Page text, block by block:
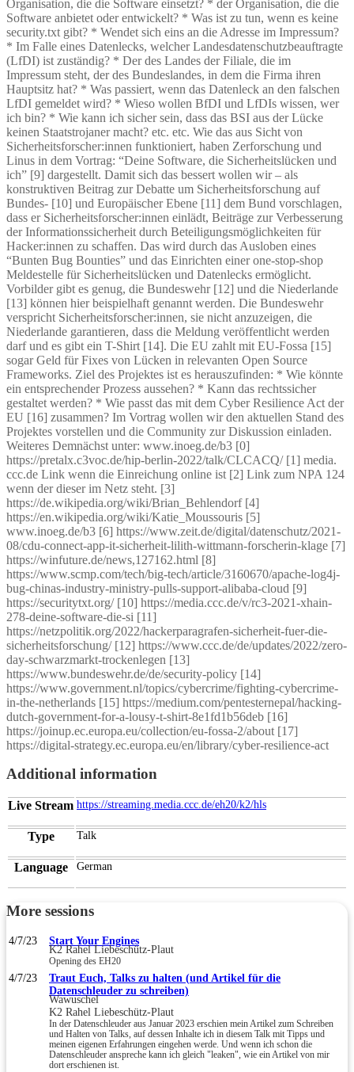
Organisation, die die Software einsetzt? * der Organisation, die die
Software anbietet oder entwickelt? * Was ist zu tun, wenn es keine
security.txt gibt? * Wendet sich eins an die Adresse im Impressum?
* Im Falle eines Datenlecks, welcher Landesdatenschutzbeauftragte
(LfDI) ist zuständig? * Der des Landes der Filiale, die im
Impressum steht, der des Bundeslandes, in dem die Firma ihren
Hauptsitz hat? * Was passiert, wenn das Datenleck an den falschen
LfDI gemeldet wird? * Wieso wollen BfDI und LfDIs wissen, wer
ich bin? * Wie kann ich sicher sein, dass das BSI aus der Lücke
keinen Staatstrojaner macht? etc. etc. Wie das aus Sicht von
Sicherheitsforscher:innen funktioniert, haben Zerforschung und
Linus in dem Vortrag: “Deine Software, die Sicherheitslücken und
ich” [9] dargestellt. Damit sich das bessert wollen wir – als
konstruktiven Beitrag zur Debatte um Sicherheitsforschung auf
Bundes- [10] und Europäischer Ebene [11] dem Bund vorschlagen,
dass er Sicherheitsforscher:innen einlädt, Beiträge zur Verbesserung
der Informationssicherheit durch Beteiligungsmöglichkeiten für
Hacker:innen zu schaffen. Das wird durch das Ausloben eines
“Bunten Bug Bounties” und das Einrichten einer one-stop-shop
Meldestelle für Sicherheitslücken und Datenlecks ermöglicht.
Vorbilder gibt es genug, die Bundeswehr [12] und die Niederlande
[13] können hier beispielhaft genannt werden. Die Bundeswehr
verspricht Sicherheitsforscher:innen, sie nicht anzuzeigen, die
Niederlande garantieren, dass die Meldung veröffentlicht werden
darf und es gibt ein T-Shirt [14]. Die EU zahlt mit EU-Fossa [15]
sogar Geld für Fixes von Lücken in relevanten Open Source
Frameworks. Ziel des Projektes ist es herauszufinden: * Wie könnte
ein entsprechender Prozess aussehen? * Kann das rechtssicher
gestaltet werden? * Wie passt das mit dem Cyber Resilience Act der
EU [16] zusammen? Im Vortrag wollen wir den aktuellen Stand des
Projektes vorstellen und die Community zur Diskussion einladen.
Weiteres Demnächst unter: www.inoeg.de/b3 [0]
https://pretalx.c3voc.de/hip-berlin-2022/talk/CLCACQ/ [1] media.
ccc.de Link wenn die Einreichung online ist [2] Link zum NPA 124
wenn der dieser im Netz steht. [3]
https://de.wikipedia.org/wiki/Brian_Behlendorf [4]
https://en.wikipedia.org/wiki/Katie_Moussouris [5]
www.inoeg.de/b3 [6] https://www.zeit.de/digital/datenschutz/2021-
08/cdu-connect-app-it-sicherheit-lilith-wittmann-forscherin-klage [7]
https://winfuture.de/news,127162.html [8]
https://www.scmp.com/tech/big-tech/article/3160670/apache-log4j-
bug-chinas-industry-ministry-pulls-support-alibaba-cloud [9]
https://securitytxt.org/ [10] https://media.ccc.de/v/rc3-2021-xhain-
278-deine-software-die-si [11]
https://netzpolitik.org/2022/hackerparagrafen-sicherheit-fuer-die-
sicherheitsforschung/ [12] https://www.ccc.de/de/updates/2022/zero-
day-schwarzmarkt-trockenlegen [13]
https://www.bundeswehr.de/de/security-policy [14]
https://www.government.nl/topics/cybercrime/fighting-cybercrime-
in-the-netherlands [15] https://medium.com/pentesternepal/hacking-
dutch-government-for-a-lousy-t-shirt-8e1fd1b56deb [16]
https://joinup.ec.europa.eu/collection/eu-fossa-2/about [17]
https://digital-strategy.ec.europa.eu/en/library/cyber-resilience-act
Additional information
Live Stream https://streaming.media.ccc.de/eh20/k2/hls
Type Talk
Language German
More sessions
4/7/23 Start Your Engines
K2 Rahel Liebeschütz-Plaut
Opening des EH20
4/7/23
Traut Euch, Talks zu halten (und Artikel für die
Datenschleuder zu schreiben)
Wawuschel
K2 Rahel Liebeschütz-Plaut
In der Datenschleuder aus Januar 2023 erschien mein Artikel zum Schreiben
und Halten von Talks, auf dessen Inhalte ich in diesem Talk mit Tipps und
meinen eigenen Erfahrungen eingehen werde. Und wenn ich schon die
Datenschleuder anspreche kann ich gleich "leaken", wie ein Artikel von mir
dort erschienen ist.